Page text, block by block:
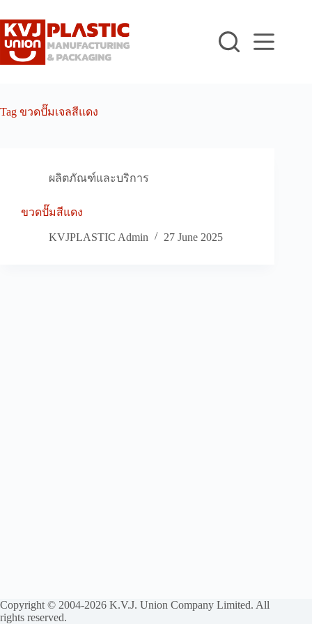
to
content
Tag ขวดปั๊มเจลสีแดง
ผลิตภัณฑ์และบริการ
ขวดปั๊มสีแดง
KVJPLASTIC Admin 27 June 2025
Copyright © 2004-2026 K.V.J. Union Company Limited. All
rights reserved.